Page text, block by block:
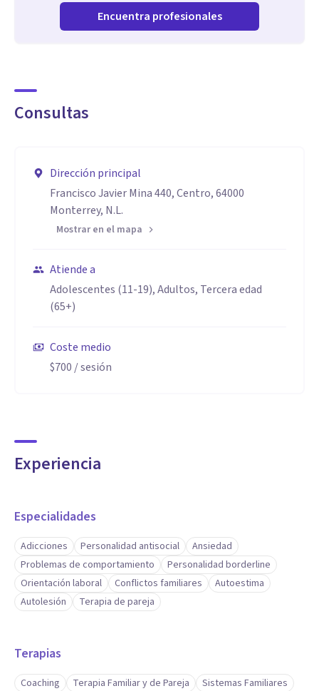
Encuentra profesionales
Consultas
Dirección principal
Francisco Javier Mina 440, Centro, 64000
Monterrey, N.L.
Mostrar en el mapa
Atiende a
Adolescentes (11-19), Adultos, Tercera edad
(65+)
Coste medio
$700 / sesión
Experiencia
Especialidades
Adicciones Personalidad antisocial
Ansiedad
Problemas de comportamiento
Personalidad borderline
Orientación laboral
Conflictos familiares
Autoestima
Autolesión
Terapia de pareja
Terapias
Coaching Terapia Familiar y de Pareja
Sistemas Familiares